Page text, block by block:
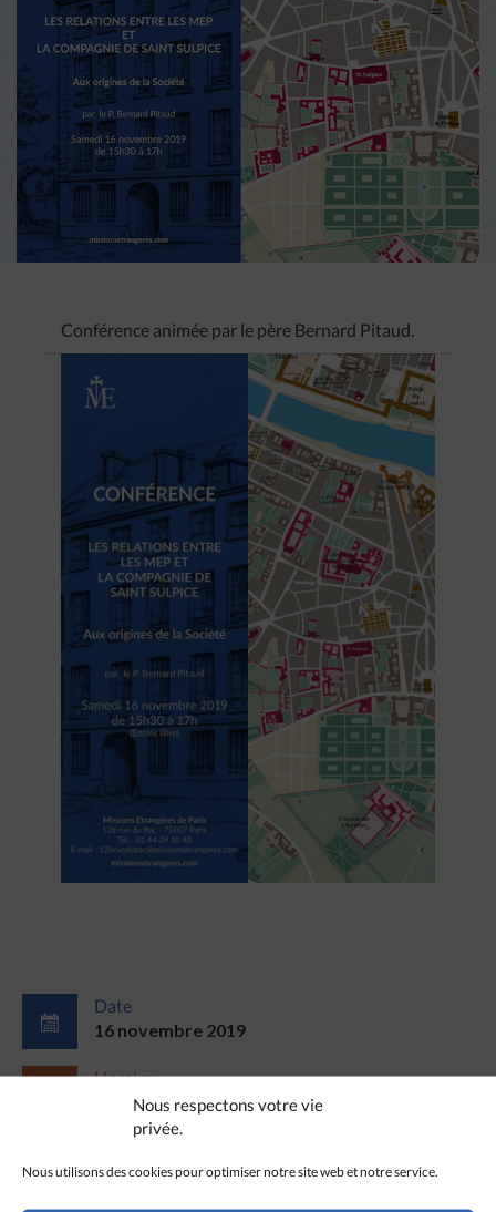
Nous respectons votre vie
privée.
Nous utilisons des cookies pour optimiser notre site web et notre service.
Conférence animée par le père Bernard Pitaud.
Date
16 novembre 2019
Horaires
15h30 à 17h
128 rue du bac 75007 Paris